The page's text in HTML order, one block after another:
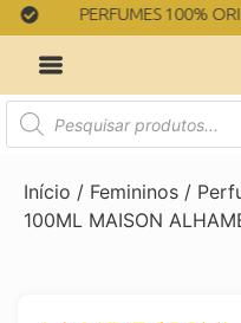
PERFUMES 100%
Início / Femininos /
100ML MAISON